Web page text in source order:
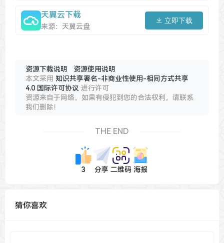
天翼云下载
来源：天翼云盘
立即下载
资源下载说明
资源使用说明
本文采用 知识共享署名-非商业性使用-相同方式共享
4.0 国际许可协议 进行许可
资源来自于网络，如果有侵犯到您的合法权利，请联系
我们删除！
THE END
3 分享 二维码 海报
猜你喜欢